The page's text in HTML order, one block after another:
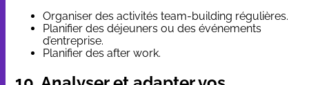
Organiser des activités team-building régulières.
Planifier des déjeuners ou des événements
d’entreprise.
Planifier des after work.